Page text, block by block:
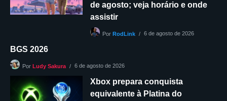
de agosto; veja horário e onde
assistir
Por RodLink 6 de agosto de 2026
BGS 2026
Por Ludy Sakura 6 de agosto de 2026
Xbox prepara conquista
equivalente à Platina do